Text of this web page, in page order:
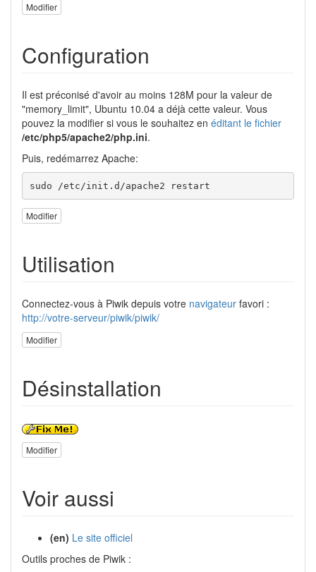
Modifier
Configuration
Il est préconisé d'avoir au moins 128M pour la valeur de
"memory_limit", Ubuntu 10.04 a déjà cette valeur. Vous
pouvez la modifier si vous le souhaitez en éditant le fichier
/etc/php5/apache2/php.ini.
Puis, redémarrez Apache:
sudo /etc/init.d/apache2 restart
Modifier
Utilisation
Connectez-vous à Piwik depuis votre navigateur favori :
http://votre-serveur/piwik/piwik/
Modifier
Désinstallation
Modifier
Voir aussi
(en) Le site officiel
Outils proches de Piwik :